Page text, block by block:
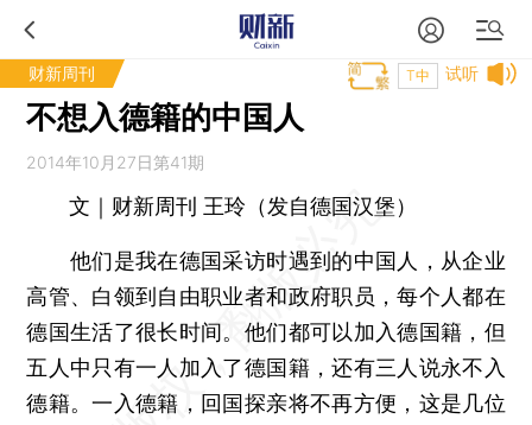
财新周刊 试听
T中
不想入德籍的中国人
2014年10月27日第41期
文｜财新周刊 王玲（发自德国汉堡）
他们是我在德国采访时遇到的中国人，从企业
高管、白领到自由职业者和政府职员，每个人都在
德国生活了很长时间。他们都可以加入德国籍，但
五人中只有一人加入了德国籍，还有三人说永不入
德籍。一入德籍，回国探亲将不再方便，这是几位